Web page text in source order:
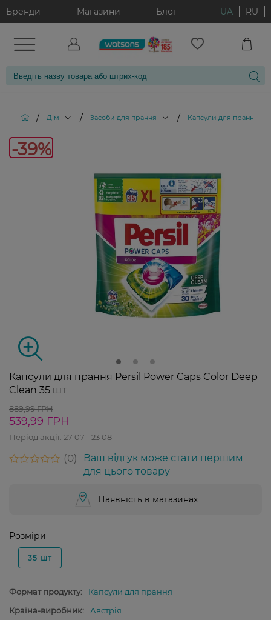
Бренди Магазини Блог UA RU
/ Дім / Засоби для прання / Капсули для прання
-39%
Капсули для прання Persil Power Caps Color Deep
Clean 35 шт
889,99 ГРН
539,99 ГРН
Період акції: 27 07 - 23 08
0
Ваш відгук може стати першим
для цього товару
Наявність в магазинах
Розміри
35 шт
Формат продукту:
Капсули для прання
Країна-виробник:
Австрія